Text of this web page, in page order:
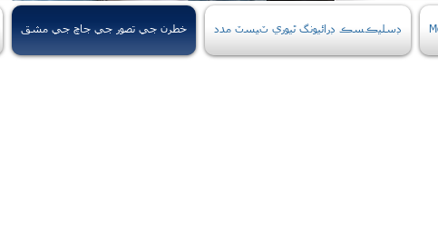
خطرن جي تصور جي جاچ جي مشق ڊسليڪسڪ ڊرائيونگ ٿيوري ٽيسٽ مدد